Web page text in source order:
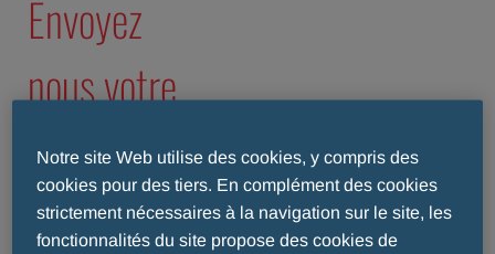
Envoyez
nous votre
cv
NB: les champs marqués d'un * doivent
impérativement être remplis pour que nous
Notre site Web utilise des cookies, y compris des
cookies pour des tiers. En complément des cookies
strictement nécessaires à la navigation sur le site, les
fonctionnalités du site propose des cookies de